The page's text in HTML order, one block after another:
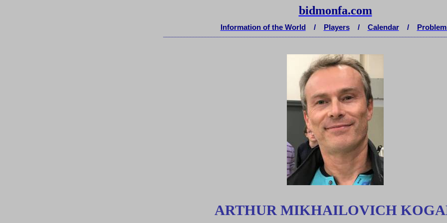
bidmonfa.com
Information of the World / Players / Calendar /
ARTHUR MIKHAILOVICH